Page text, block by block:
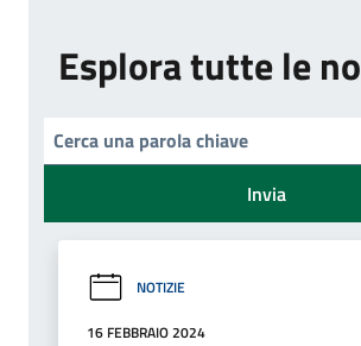
Esplora tutte le
Invia
NOTIZIE
16 FEBBRAIO 2024